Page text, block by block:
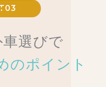
選びで
のポイント